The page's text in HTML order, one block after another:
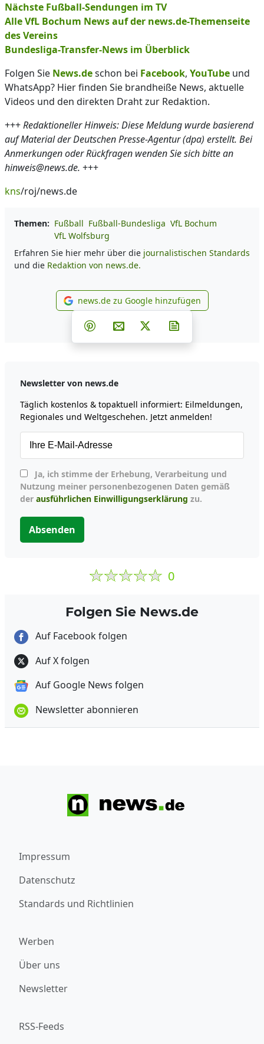
Nächste Fußball-Sendungen im TV
Alle VfL Bochum News auf der news.de-Themenseite
des Vereins
Bundesliga-Transfer-News im Überblick
Folgen Sie News.deschon bei Facebook, YouTube und
WhatsApp? Hier finden Sie brandheiße News, aktuelle
Videos und den direkten Draht zur Redaktion.
+++Redaktioneller Hinweis: Diese Meldung wurde basierend
auf Material der Deutschen Presse-Agentur (dpa) erstellt. Bei
Anmerkungen oder Rückfragen wenden Sie sich bitte an
hinweis@news.de. +++
kns/roj/news.de
Themen: Fußball Fußball-Bundesliga VfL Bochum
VfL Wolfsburg
Erfahren Sie hier mehr über die journalistischen Standards
und die Redaktion von news.de.
news.de zu Google
news.de zu Google hinzufügen
Teilen auf Facebook
Teilen auf Whatsapp
Teilen auf Telegram
Teilen auf Pinterest
Per E-Mail teilen
Post auf X
Newsletter von news.de
Täglich kostenlos & topaktuell informiert: Eilmeldungen,
Regionales und Weltgeschehen. Jetzt anmelden!
Nutzung meiner personenbezogenen Daten gemäß
der ausführlichen Einwilligungserklärung zu.
Absenden
0
Folgen Sie News.de
Auf Facebook folgen
Auf X folgen
Auf Google News folgen
Newsletter abonnieren
Impressum
Datenschutz
Standards und Richtlinien
Werben
Über uns
Newsletter
RSS-Feeds